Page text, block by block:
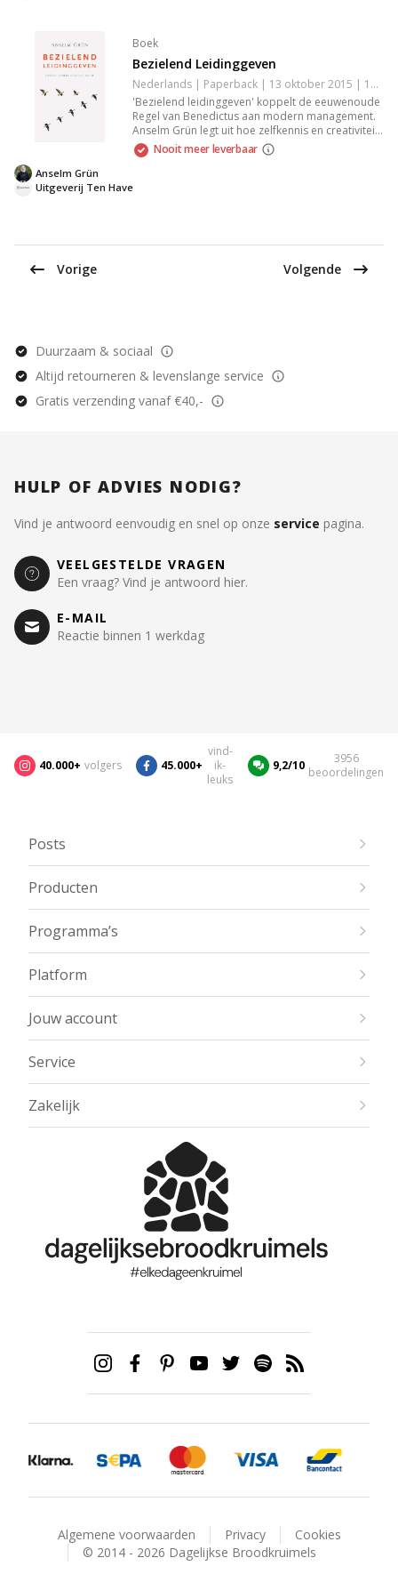
Boek
Bezielend Leidinggeven
Nederlands | Paperback | 13 oktober 2015 | 160 pagina's | 9789025904937
'Bezielend leidinggeven' koppelt de eeuwenoude
Regel van Benedictus aan modern management.
Anselm Grün legt uit hoe zelfkennis en creativiteit
essentieel zijn voor inspirerende leiders. Met
meer dan 15.000 verkochte exemplaren is deze
hedendaags leiderschap.
Nooit meer leverbaar
Uitgeverij Ten Have
Anselm Grün
Vorige Volgende
Duurzaam & sociaal
Altijd retourneren & levenslange service
Gratis verzending vanaf €40,-
HULP OF ADVIES NODIG?
Vind je antwoord eenvoudig en snel op onze service pagina.
VEELGESTELDE VRAGEN
Een vraag? Vind je antwoord hier.
E-MAIL
Reactie binnen 1 werkdag
40.000+ volgers 45.000+
vind-
ik-
leuks
9,2/10
3956
beoordelingen
Posts
Producten
Programma’s
Platform
Jouw account
Service
Zakelijk
Algemene voorwaarden Privacy
Cookies
© 2014 - 2026 Dagelijkse Broodkruimels